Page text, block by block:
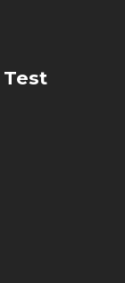
Test